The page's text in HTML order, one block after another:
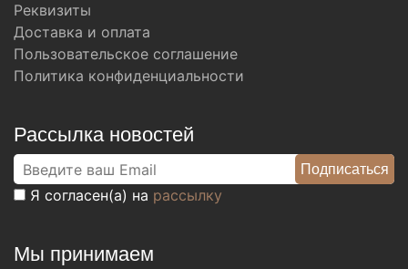
Реквизиты
Доставка и оплата
Пользовательское соглашение
Политика конфиденциальности
Рассылка новостей
Я согласен(а) на рассылку
Мы принимаем